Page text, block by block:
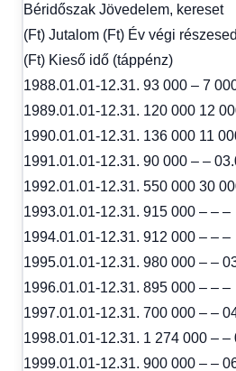
Béridőszak Jövedelem, kereset
(Ft) Jutalom (Ft) Év végi
(Ft) Kieső idő (táppénz)
1988.01.01-12.31. 93 000 – 7
1989.01.01-12.31. 120 000 12
1990.01.01-12.31. 136 000 11
1991.01.01-12.31. 90 000 – –
1992.01.01-12.31. 550 000 30
1993.01.01-12.31. 915 000 – – –
1994.01.01-12.31. 912 000 – – –
1995.01.01-12.31. 980 000 – –
1996.01.01-12.31. 895 000 – – –
1997.01.01-12.31. 700 000 – –
1998.01.01-12.31. 1 274 000 – –
1999.01.01-12.31. 900 000 – –